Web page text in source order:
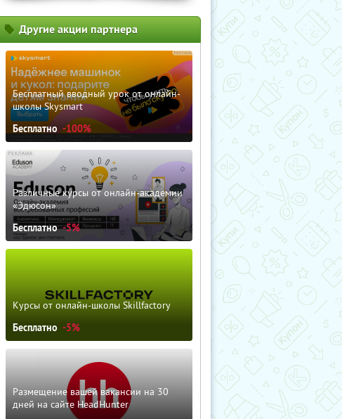
Другие акции партнера
Бесплатный вводный урок от онлайн-
школы Skysmart
Бесплатно -100%
Различные курсы от онлайн-академии
«Эдюсон»
Бесплатно -5%
Курсы от онлайн-школы Skillfactory
Бесплатно -5%
Размещение вашей вакансии на 30
дней на сайте HeadHunter